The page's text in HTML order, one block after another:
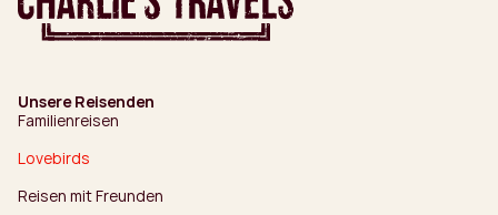
Unsere Reisenden
Familienreisen
Lovebirds
Reisen mit Freunden